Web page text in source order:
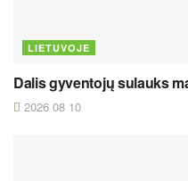
LIETUVOJE
Dalis gyventojų sulauks
2026 08 10